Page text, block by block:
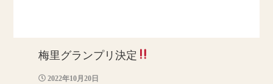
梅里グランプリ決定
2022年10月20日